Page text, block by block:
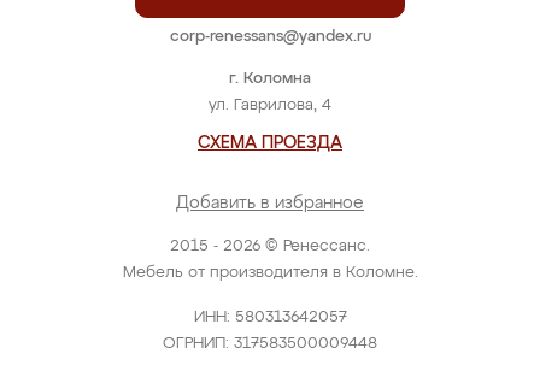
2015 - 2026 © Ренессанс.
Мебель от производителя в Коломне.
ИНН: 580313642057
ОГРНИП: 317583500009448
г. Коломна
ул. Гаврилова, 4
СХЕМА ПРОЕЗДА
Добавить в избранное
corp-renessans@yandex.ru